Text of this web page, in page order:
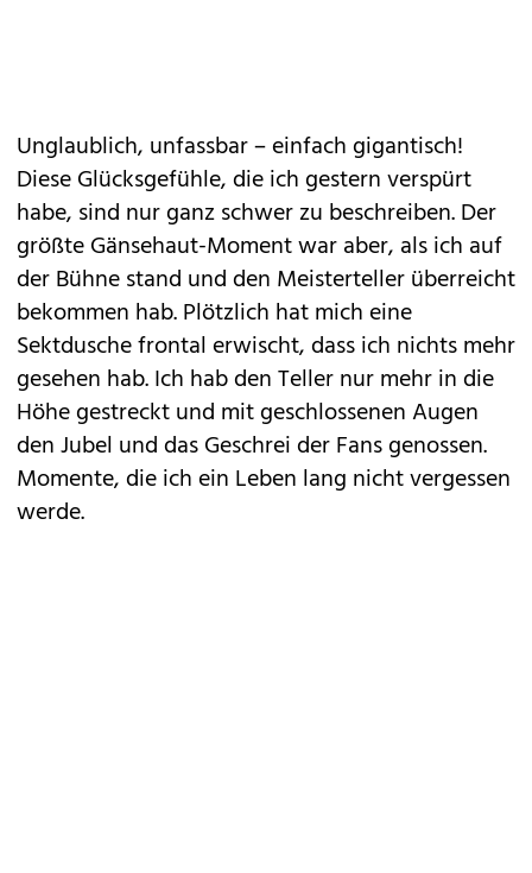
Unglaublich, unfassbar – einfach gigantisch!
Diese Glücksgefühle, die ich gestern verspürt
habe, sind nur ganz schwer zu beschreiben. Der
größte Gänsehaut-Moment war aber, als ich auf
der Bühne stand und den Meisterteller überreicht
bekommen hab. Plötzlich hat mich eine
Sektdusche frontal erwischt, dass ich nichts mehr
gesehen hab. Ich hab den Teller nur mehr in die
Höhe gestreckt und mit geschlossenen Augen
den Jubel und das Geschrei der Fans genossen.
Momente, die ich ein Leben lang nicht vergessen
werde.